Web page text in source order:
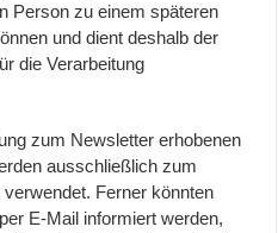
Person zu einem späteren
und dient deshalb der
die Verarbeitung
zum Newsletter erhobenen
ausschließlich zum
Ferner könnten
E-Mail informiert werden,